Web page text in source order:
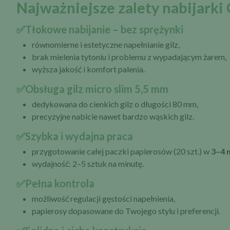
Najważniejsze zalety nabijarki
✅Tłokowe nabijanie – bez sprężynki
równomierne i estetyczne napełnianie gilz,
brak mielenia tytoniu i problemu z wypadającym żarem,
wyższa jakość i komfort palenia.
✅Obsługa gilz micro slim 5,5 mm
dedykowana do cienkich gilz o długości 80 mm,
precyzyjne nabicie nawet bardzo wąskich gilz.
✅Szybka i wydajna praca
przygotowanie całej paczki papierosów (20 szt.) w 3–4
wydajność: 2–5 sztuk na minutę.
✅Pełna kontrola
możliwość regulacji gęstości napełnienia,
papierosy dopasowane do Twojego stylu i preferencji.